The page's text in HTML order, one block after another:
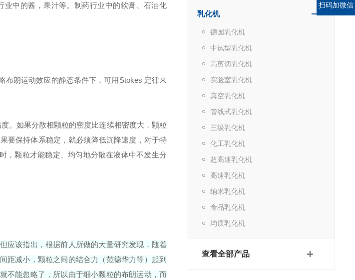
乳化机
德国乳化机
中试型乳化机
高剪切乳化机
实验室乳化机
真空乳化机
管线式乳化机
三级乳化机
化工乳化机
超高速乳化机
高速乳化机
纳米乳化机
食品乳化机
均质乳化机
查看全部产品
中的酱，果汁等。制药行业中的软膏、石油化
布朗运动效应的静态条件下，可用Stokes 定律来
。如果分散相颗粒的密度比连续相密度大，颗粒
要保持体系稳定，就必须降低沉降速度，对于特
，颗粒才能稳定、均匀地分散在液体中不发生分
应该指出，根据前人所做的大量研究发现，随着
距减小，颗粒之间的结合力（范德华力等）起到
不能忽略了，所以由于细小颗粒的布朗运动，而
扫码加微信